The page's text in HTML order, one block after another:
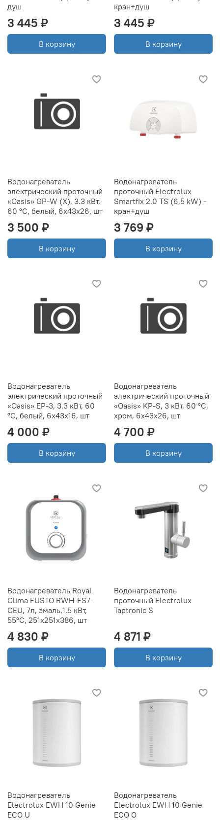
душ
3 445 ₽
В корзину
кран+душ
3 445 ₽
В корзину
Водонагреватель
электрический проточный
«Oasis» GP-W (X), 3.3 кВт,
60 °C, белый, 6x43x26, шт
3 500 ₽
В корзину
Водонагреватель
проточный Electrolux
Smartfix 2.0 TS (6,5 kW) -
кран+душ
3 769 ₽
В корзину
Водонагреватель
электрический проточный
«Oasis» EP-3, 3.3 кВт, 60
°C, белый, 6x43x16, шт
4 000 ₽
В корзину
Водонагреватель
электрический проточный
«Oasis» KP-S, 3 кВт, 60 °C,
хром, 6x43x26, шт
4 700 ₽
В корзину
Водонагреватель Royal
Clima FUSTO RWH-FS7-
CEU, 7л, эмаль,1.5 кВт,
55°С, 251x251x386, шт
4 830 ₽
В корзину
Водонагреватель
проточный Electrolux
Taptronic S
4 871 ₽
В корзину
Водонагреватель
Electrolux EWH 10 Genie
ECO U
Водонагреватель
Electrolux EWH 10 Genie
ECO O